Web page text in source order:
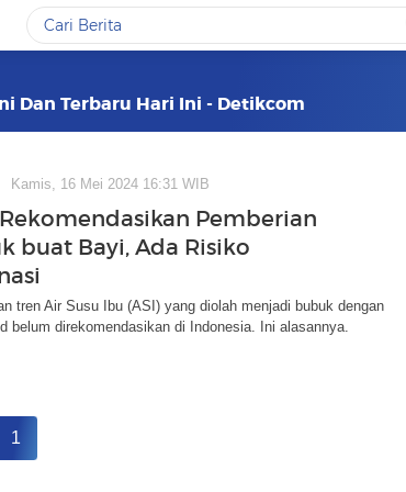
Dan Terbaru Hari Ini - Detikcom
Kamis, 16 Mei 2024 16:31 WIB
Pemberian
buat Bayi, Ada Risiko
tren Air Susu Ibu (ASI) yang diolah menjadi bubuk dengan
belum direkomendasikan di Indonesia. Ini alasannya.
1